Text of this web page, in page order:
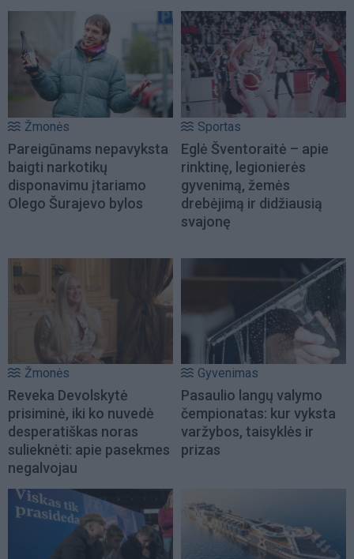
Žmonės
Pareigūnams nepavyksta
baigti narkotikų
disponavimu įtariamo
Olego Šurajevo bylos
Sportas
Eglė Šventoraitė – apie
rinktinę, legionierės
gyvenimą, žemės
drebėjimą ir didžiausią
svajonę
Žmonės
Reveka Devolskytė
prisiminė, iki ko nuvedė
desperatiškas noras
sulieknėti: apie pasekmes
negalvojau
Gyvenimas
Pasaulio langų valymo
čempionatas: kur vyksta
varžybos, taisyklės ir
prizas